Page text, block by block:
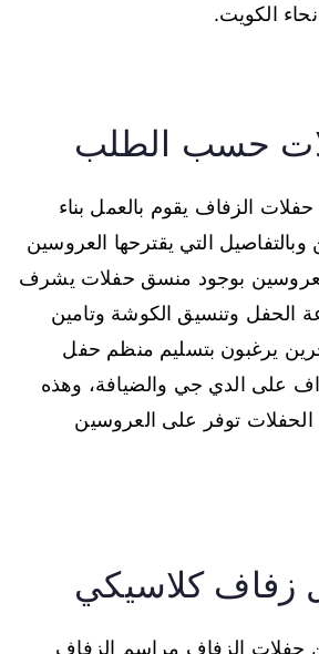
الكويت.
حسب الطلب
الزفاف يقوم بالعمل بناء
التي يقترحها العروسين
بوجود منسق حفلات يشرف
الحفل وتنسيق الكوشة وتامين
يرغبون بتسليم منظم حفل
على الدي جي والضيافة، وهذه
الحفلات توفر على العروسين
زفاف كلاسيكي
حفلات الزفاف مراسم الزفاف